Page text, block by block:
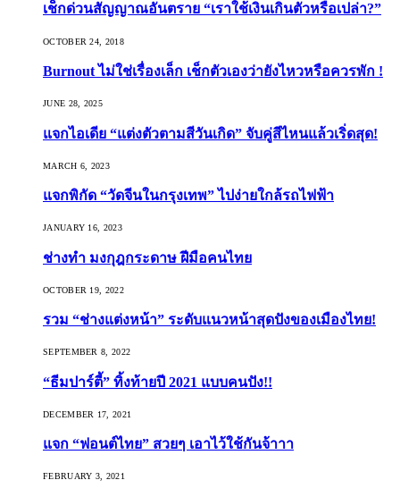
เช็กด่วนสัญญาณอันตราย “เราใช้เงินเกินตัวหรือเปล่า?”
OCTOBER 24, 2018
Burnout ไม่ใช่เรื่องเล็ก เช็กตัวเองว่ายังไหวหรือควรพัก !
JUNE 28, 2025
แจกไอเดีย “แต่งตัวตามสีวันเกิด” จับคู่สีไหนแล้วเริ่ดสุด!
MARCH 6, 2023
แจกพิกัด “วัดจีนในกรุงเทพ” ไปง่ายใกล้รถไฟฟ้า
JANUARY 16, 2023
ช่างทำ มงกุฎกระดาษ ฝีมือคนไทย
OCTOBER 19, 2022
รวม “ช่างแต่งหน้า” ระดับแนวหน้าสุดปังของเมืองไทย!
SEPTEMBER 8, 2022
“ธีมปาร์ตี้” ทิ้งท้ายปี 2021 แบบคนปัง!!
DECEMBER 17, 2021
แจก “ฟอนต์ไทย” สวยๆ เอาไว้ใช้กันจ้าาา
FEBRUARY 3, 2021